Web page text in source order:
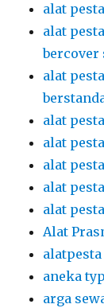
alat
alat
bercover
alat
alat
alat
alat
alat
alat
Alat
alatpesta
aneka
arga